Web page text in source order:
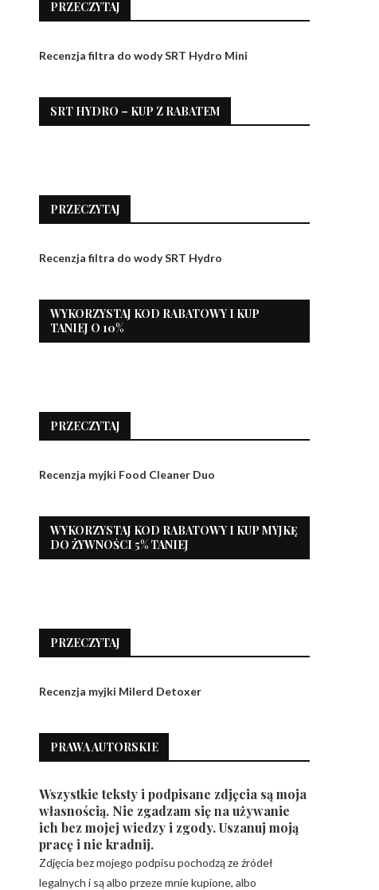
PRZECZYTAJ
Recenzja filtra do wody SRT Hydro Mini
SRT HYDRO – KUP Z RABATEM
PRZECZYTAJ
Recenzja filtra do wody SRT Hydro
WYKORZYSTAJ KOD RABATOWY I KUP
TANIEJ O 10%
PRZECZYTAJ
Recenzja myjki Food Cleaner Duo
WYKORZYSTAJ KOD RABATOWY I KUP MYJKĘ
DO ŻYWNOŚCI 5% TANIEJ
PRZECZYTAJ
Recenzja myjki Milerd Detoxer
PRAWA AUTORSKIE
Wszystkie teksty i podpisane zdjęcia są moja
własnością. Nie zgadzam się na używanie
ich bez mojej wiedzy i zgody. Uszanuj moją
pracę i nie kradnij.
Zdjęcia bez mojego podpisu pochodzą ze źródeł
legalnych i są albo przeze mnie kupione, albo